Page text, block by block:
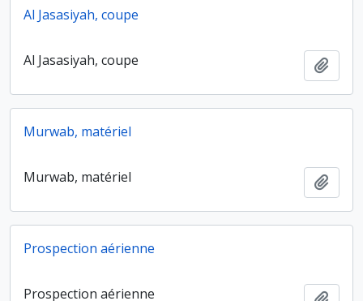
Al Jasasiyah, coupe
Al Jasasiyah, coupe
Murwab, matériel
Murwab, matériel
Prospection aérienne
Prospection aérienne